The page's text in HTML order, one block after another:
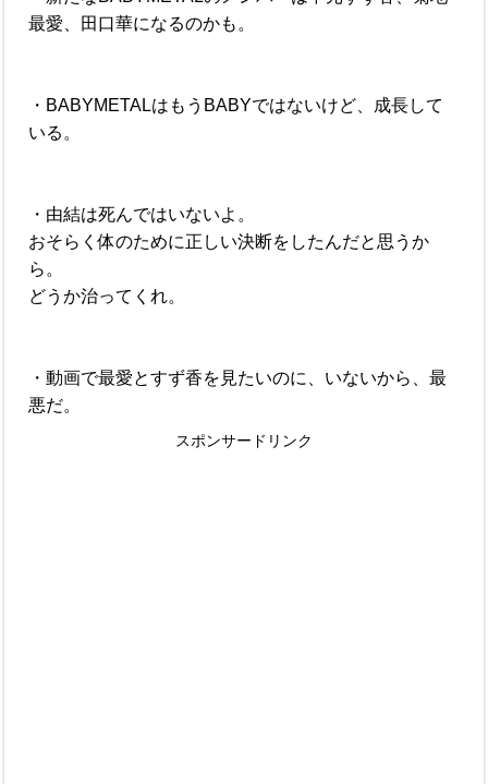
最愛、田口華になるのかも。
・BABYMETALはもうBABYではないけど、成長して
いる。
・由結は死んではいないよ。
おそらく体のために正しい決断をしたんだと思うか
ら。
どうか治ってくれ。
・動画で最愛とすず香を見たいのに、いないから、最
悪だ。
スポンサードリンク